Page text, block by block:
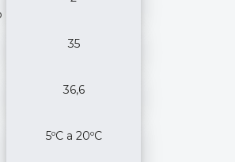
35
36,6
5ºC a 20ºC